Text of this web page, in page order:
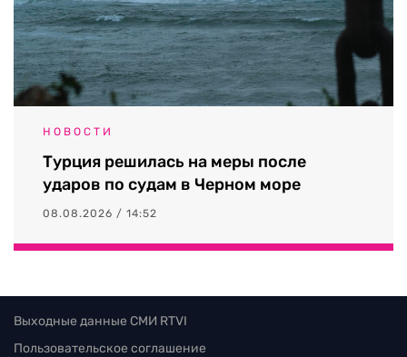
НОВОСТИ
Турция решилась на меры после
ударов по судам в Черном море
08.08.2026 / 14:52
Выходные данные СМИ RTVI
Пользовательское соглашение